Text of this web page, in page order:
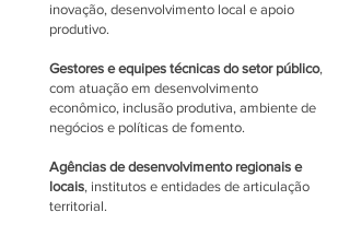
inovação, desenvolvimento local e apoio
produtivo.
Gestores e equipes técnicas do setor público,
com atuação em desenvolvimento
econômico, inclusão produtiva, ambiente de
negócios e políticas de fomento.
Agências de desenvolvimento regionais e
locais, institutos e entidades de articulação
territorial.